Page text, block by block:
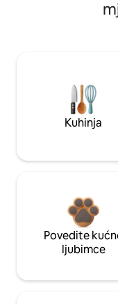
Kuhinja
Povedite
ljubimce